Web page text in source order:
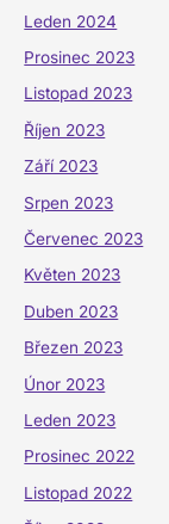
Leden 2024
Prosinec 2023
Listopad 2023
Říjen 2023
Září 2023
Srpen 2023
Červenec 2023
Květen 2023
Duben 2023
Březen 2023
Únor 2023
Leden 2023
Prosinec 2022
Listopad 2022